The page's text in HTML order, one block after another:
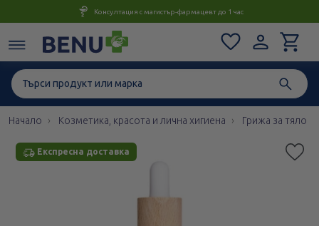
Консултация с магистър-фармацевт до 1 час
Начало Козметика, красота и лична хигиена Грижа за тяло
Експресна доставка